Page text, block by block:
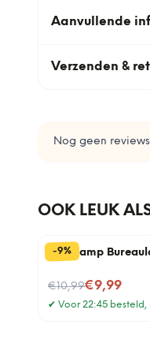
Aanvullende
Verzenden &
Nog geen
OOK LEUK
-9%
Gloeilamp
€10,99
Nu voor€9,99
✔ Voor 22:45 besteld,